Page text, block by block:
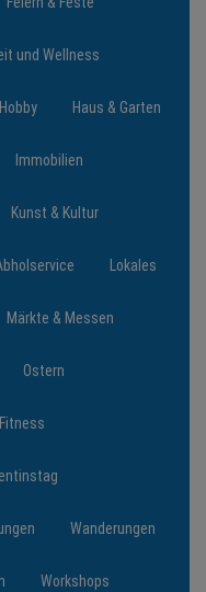
und Wellness
Haus & Garten
Immobilien
Kunst & Kultur
Lokales
Märkte & Messen
Ostern
Wanderungen
Workshops